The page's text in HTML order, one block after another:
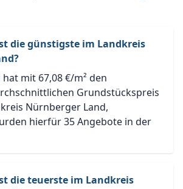
die günstigste im Landkreis
mit 67,08 €/m² den
Grundstückspreis
Nürnberger Land,
hierfür 35 Angebote in der
die teuerste im Landkreis